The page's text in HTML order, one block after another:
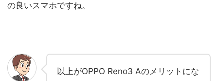
の良いスマホですね。
以上がOPPO Reno3 Aのメリットにな